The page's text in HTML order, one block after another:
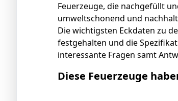
Feuerzeuge, die nachgefüllt
umweltschonend und
Die wichtigsten Eckdaten zu
festgehalten und die
interessante Fragen samt
Diese Feuerzeuge